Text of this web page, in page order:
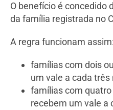
O benefício é concedido
da família registrada no
A regra funcionam assim:
famílias com dois
um vale a cada três
famílias com
recebem um vale a